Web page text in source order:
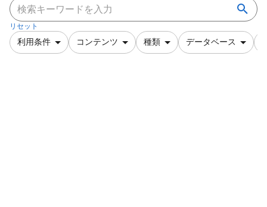
リセット
利用条件 コンテンツ 種類 データベース